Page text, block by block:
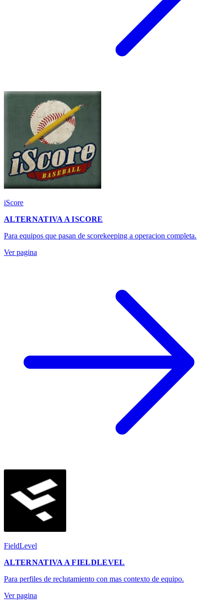
iScore
ALTERNATIVA A ISCORE
Para equipos que pasan de scorekeeping a operacion completa.
Ver pagina
FieldLevel
ALTERNATIVA A FIELDLEVEL
Para perfiles de reclutamiento con mas contexto de equipo.
Ver pagina